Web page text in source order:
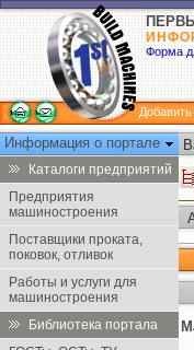
Форма
Информация о портале
Каталоги предприятий
Предприятия
машиностроения
Поставщики проката,
поковок, отливок
Работы и услуги для
машиностроения
Библиотека портала